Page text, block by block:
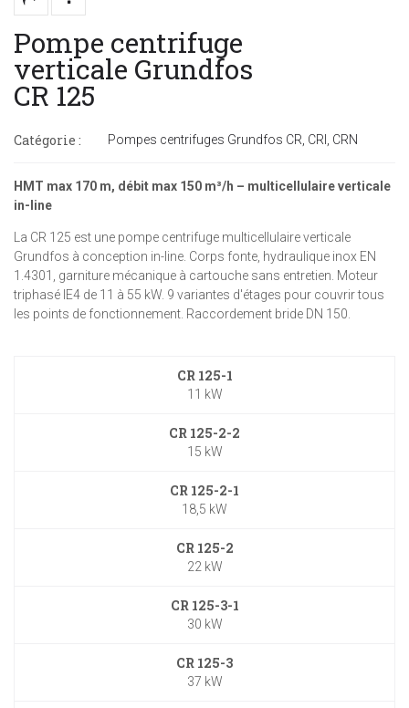
Pompe centrifuge
verticale Grundfos
CR 125
Catégorie : Pompes centrifuges Grundfos CR, CRI, CRN
HMT max 170 m, débit max 150 m³/h – multicellulaire verticale
in-line
La CR 125 est une pompe centrifuge multicellulaire verticale
Grundfos à conception in-line. Corps fonte, hydraulique inox EN
1.4301, garniture mécanique à cartouche sans entretien. Moteur
triphasé IE4 de 11 à 55 kW. 9 variantes d'étages pour couvrir tous
les points de fonctionnement. Raccordement bride DN 150.
CR 125-1
11 kW
CR 125-2-2
15 kW
CR 125-2-1
18,5 kW
CR 125-2
22 kW
CR 125-3-1
30 kW
CR 125-3
37 kW